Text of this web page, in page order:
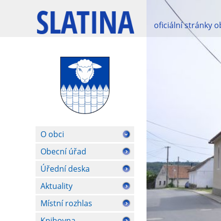
O obci
Obecní úřad
Úřední deska
Aktuality
Místní rozhlas
oficiální stránky